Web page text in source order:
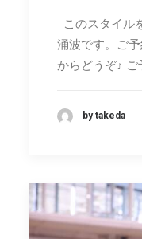
このスタイル
涌波です。ご
からどうぞ♪
by takeda